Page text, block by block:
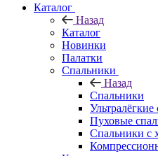
Каталог
Назад
Каталог
Новинки
Палатки
Спальники
Назад
Спальники
Пуховые
Спальники с